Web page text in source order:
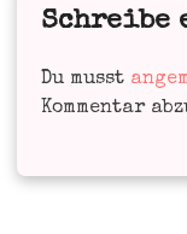
Schreibe
Du musst
Kommentar